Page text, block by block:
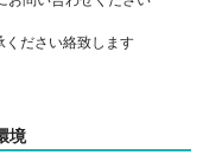
ださい絡致します
境